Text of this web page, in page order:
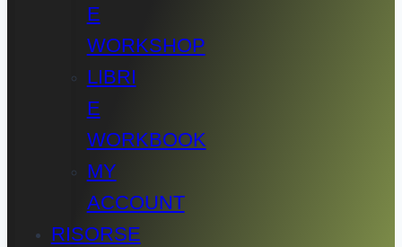
E
WORKSHOP
LIBRI
E
WORKBOOK
MY
ACCOUNT
RISORSE